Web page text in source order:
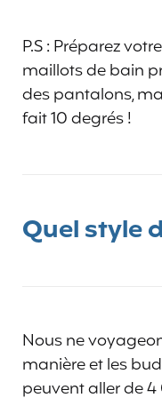
P.S : Préparez
maillots de bain
des pantalons,
fait 10 degrés !
Quel style
Nous ne
manière et les
peuvent aller de